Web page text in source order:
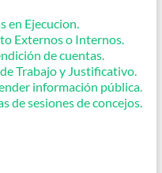
en Ejecucion.
Externos o Internos.
de cuentas.
Trabajo y Justificativo.
información pública.
de sesiones de concejos.